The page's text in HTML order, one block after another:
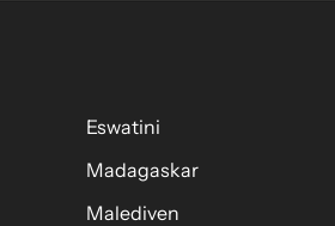
Eswatini
Madagaskar
Malediven